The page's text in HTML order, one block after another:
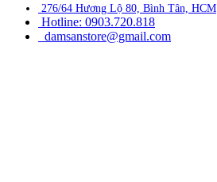
276/64 Hương Lộ 80, Bình Tân, HCM
Hotline: 0903.720.818
damsanstore@gmail.com